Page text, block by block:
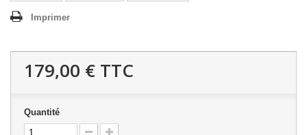
Imprimer
179,00 € TTC
Quantité